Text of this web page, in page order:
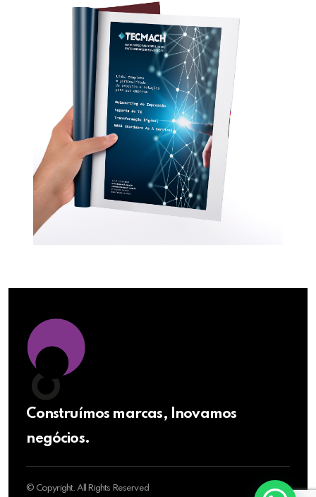
Construímos marcas, Inovamos
negócios.
© Copyright. All Rights Reserved